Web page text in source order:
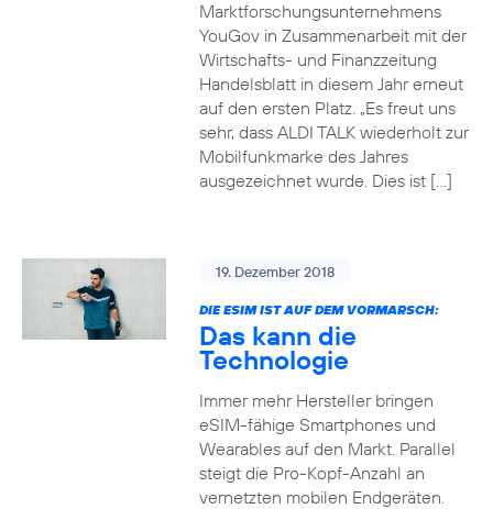
Marktforschungsunternehmens
YouGov in Zusammenarbeit mit der
Wirtschafts- und Finanzzeitung
Handelsblatt in diesem Jahr erneut
auf den ersten Platz. „Es freut uns
sehr, dass ALDI TALK wiederholt zur
Mobilfunkmarke des Jahres
ausgezeichnet wurde. Dies ist […]
19. Dezember 2018
DIE ESIM IST AUF DEM VORMARSCH:
Das kann die
Technologie
Immer mehr Hersteller bringen
eSIM-fähige Smartphones und
Wearables auf den Markt. Parallel
steigt die Pro-Kopf-Anzahl an
vernetzten mobilen Endgeräten.